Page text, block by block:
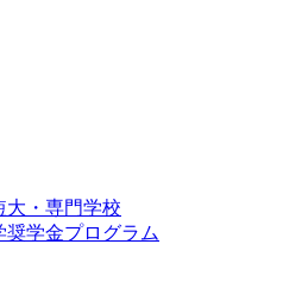
大・専門学校
学金プログラム